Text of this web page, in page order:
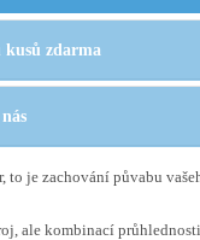
kusů zdarma
to je zachování půvabu
ale kombinací